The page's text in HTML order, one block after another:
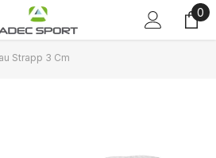
0
0
Strapp 3 Cm